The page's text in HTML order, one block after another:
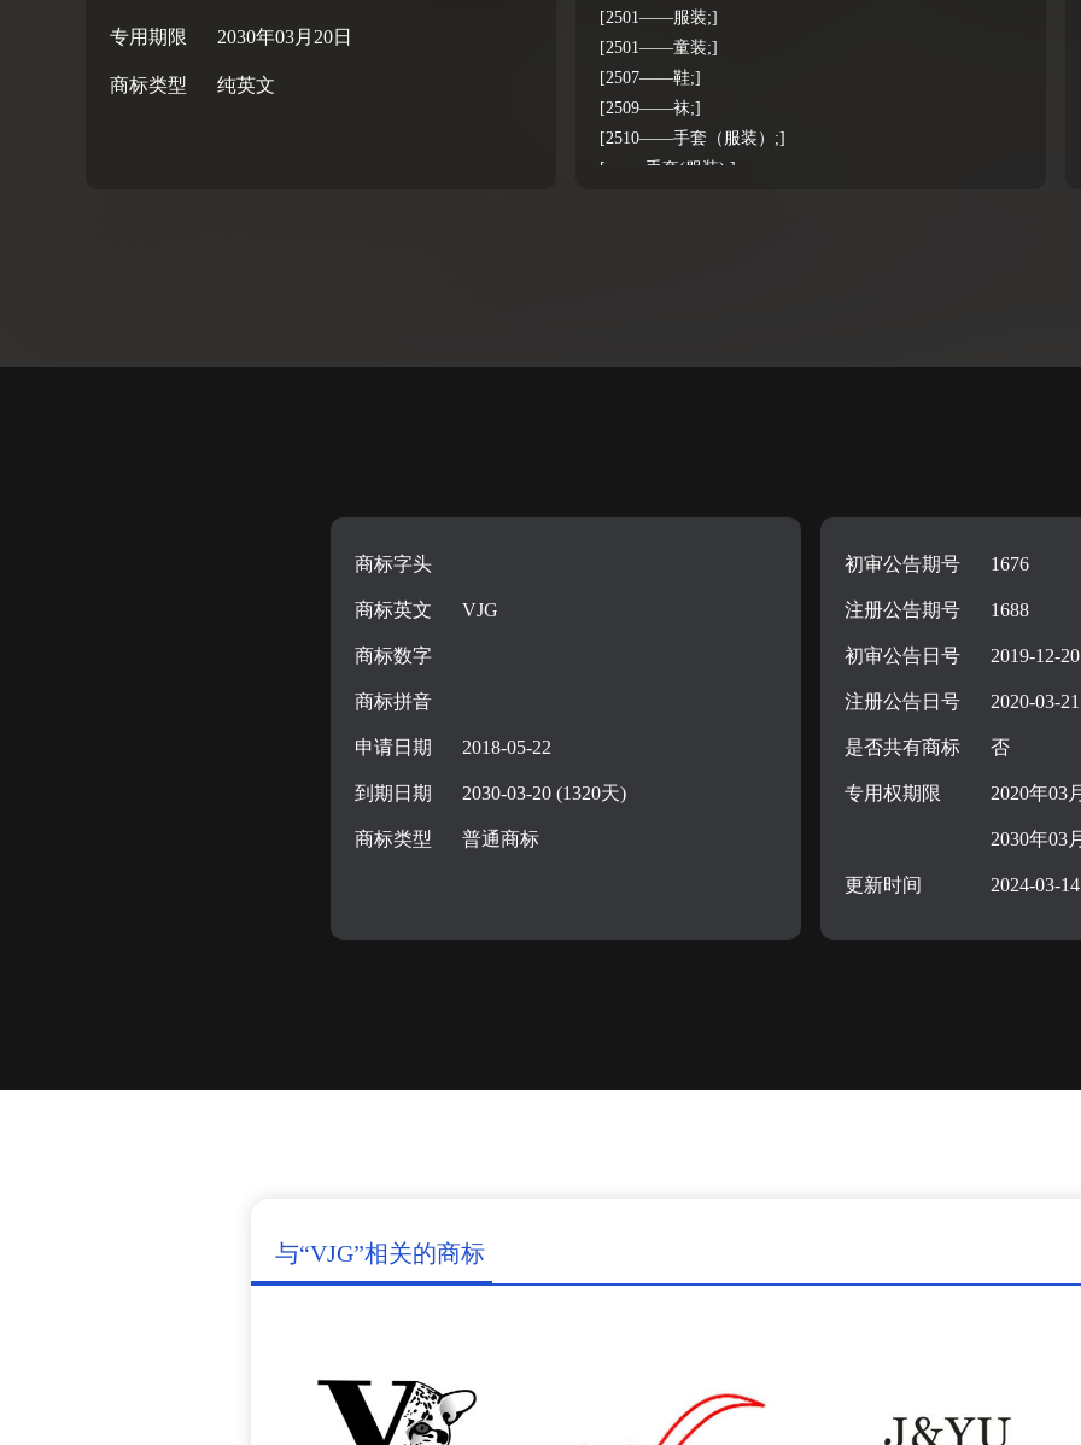
专用期限 2030年03月20日
商标类型 纯英文
[2501——服装;]
[2501——童装;]
[2507——鞋;]
[2509——袜;]
[2510——手套（服装）;]
[-——手套(服装);]
商标字头
商标英文 VJG
商标数字
商标拼音
申请日期 2018-05-22
到期日期 2030-03-20 (1320天)
商标类型 普通商标
初审公告期号 1676
注册公告期号 1688
初审公告日号 2019-12-20
注册公告日号 2020-03-21
是否共有商标 否
专用权期限 2020年03
2030年03
更新时间 2024-03-14
与“VJG”相关的商标